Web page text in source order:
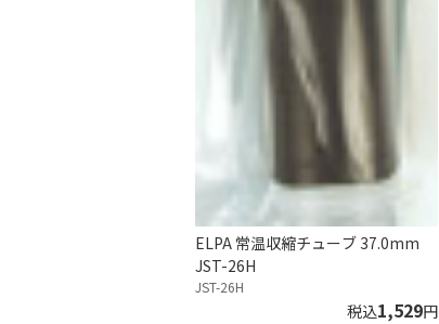
ELPA 常温収縮チューブ 37.0mm
JST-26H
JST-26H
税込1,529円